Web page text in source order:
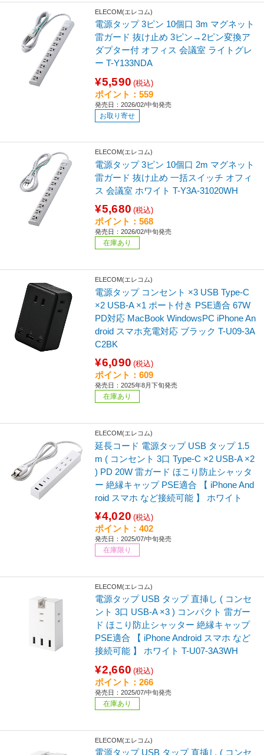
ELECOM(エレコム)
電源タップ 3ピン 10個口 3m マグネット
雷ガード 抜け止め 3ピン→2ピン変換ア
ダプター付 オフィス 会議室 ライトグレ
ー T-Y133NDA
¥5,590 (税込)
ポイント：559
発売日：2026/02/中旬発売
お取り寄せ
ELECOM(エレコム)
電源タップ 3ピン 10個口 2m マグネット
雷ガード 抜け止め 一括スイッチ オフィ
ス 会議室 ホワイト T-Y3A-31020WH
¥5,680 (税込)
ポイント：568
発売日：2026/02/中旬発売
在庫あり
ELECOM(エレコム)
電源タップ コンセント ×3 USB Type-C
×2 USB-A ×1 ポート付き PSE適合 67W
PD対応 MacBook WindowsPC iPhone An
droid スマホ充電対応 ブラック T-U09-3A
C2BK
¥6,090 (税込)
ポイント：609
発売日：2025年8月下旬発売
在庫あり
ELECOM(エレコム)
延長コード 電源タップ USB タップ 1.5
m ( コンセント 3口 Type-C ×2 USB-A ×2
) PD 20W 雷ガード ほこり防止シャッタ
ー 絶縁キャップ PSE適合 【 iPhone And
roid スマホ など接続可能 】 ホワイト
¥4,020 (税込)
ポイント：402
発売日：2025/07/中旬発売
在庫限り
ELECOM(エレコム)
電源タップ USB タップ 直挿し ( コンセ
ント 3口 USB-A ×3 ) コンパクト 雷ガー
ド ほこり防止シャッター 絶縁キャップ
PSE適合 【 iPhone Android スマホ など
接続可能 】 ホワイト T-U07-3A3WH
¥2,660 (税込)
ポイント：266
発売日：2025/07/中旬発売
在庫あり
ELECOM(エレコム)
電源タップ USB タップ 直挿し ( コンセ